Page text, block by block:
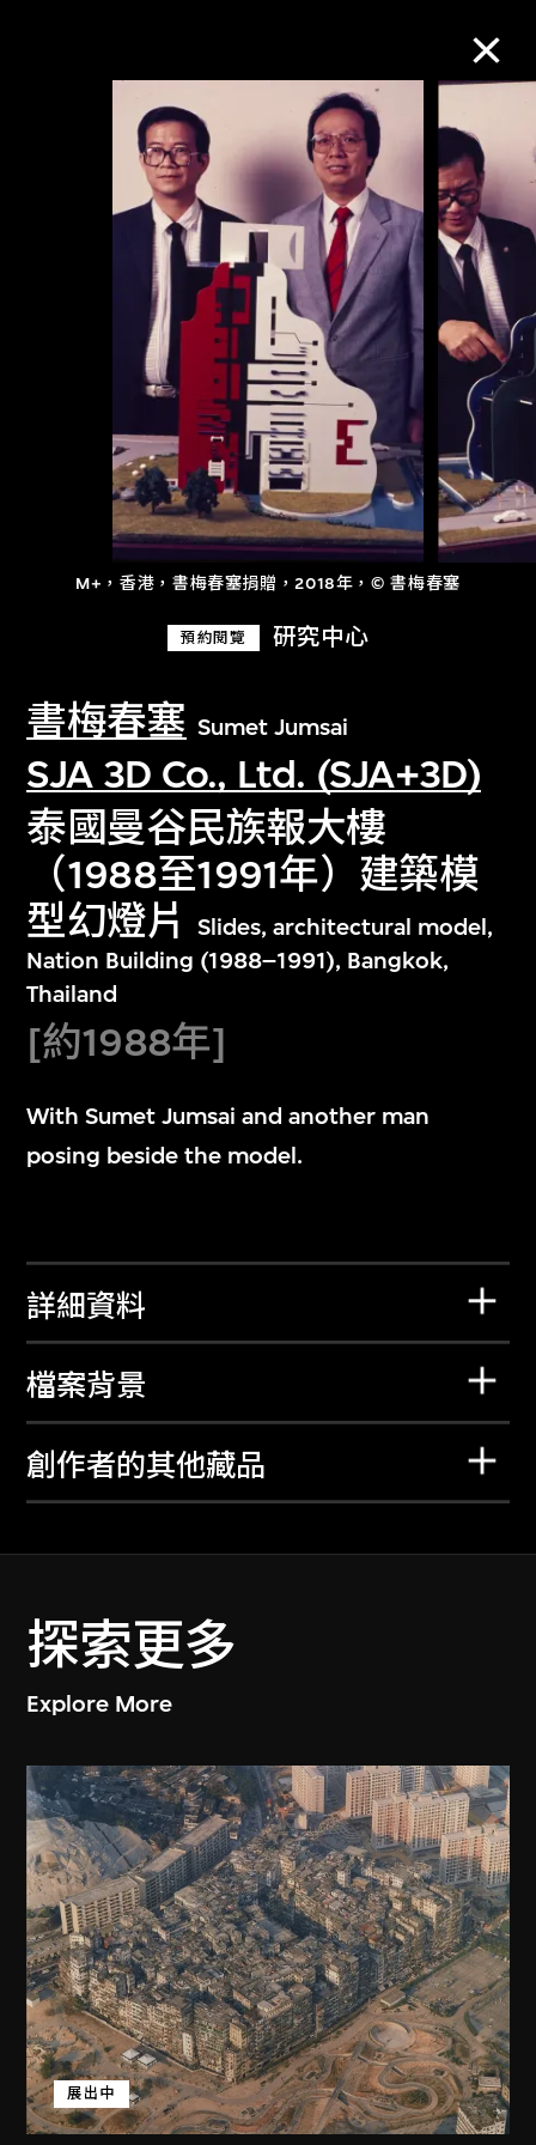
M+，香港，書梅春塞捐贈，2018年，© 書梅春塞
預約閱覽 研究中心
書梅春塞 Sumet Jumsai
SJA 3D Co., Ltd. (SJA+3D)
泰國曼谷民族報大樓
（1988至1991年）建築模
型幻燈片
Slides, architectural model,
Nation Building (1988–1991), Bangkok,
Thailand
[約1988年]
With Sumet Jumsai and another man
posing beside the model.
詳細資料
檔案背景
創作者的其他藏品
探索更多
Explore More
展出中
M+藏品
進一步篩選 搜索
關於M+藏品
探索世界頂級的二十及二十一世紀視覺
文化藏品。